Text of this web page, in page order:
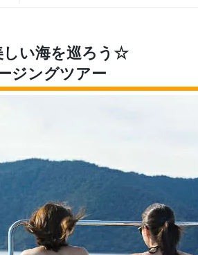
しい海を巡ろう☆
ジングツアー